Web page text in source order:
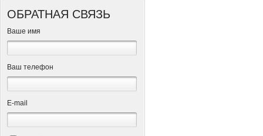
ОБРАТНАЯ СВЯЗЬ
Ваше имя
Ваш телефон
Е-mail